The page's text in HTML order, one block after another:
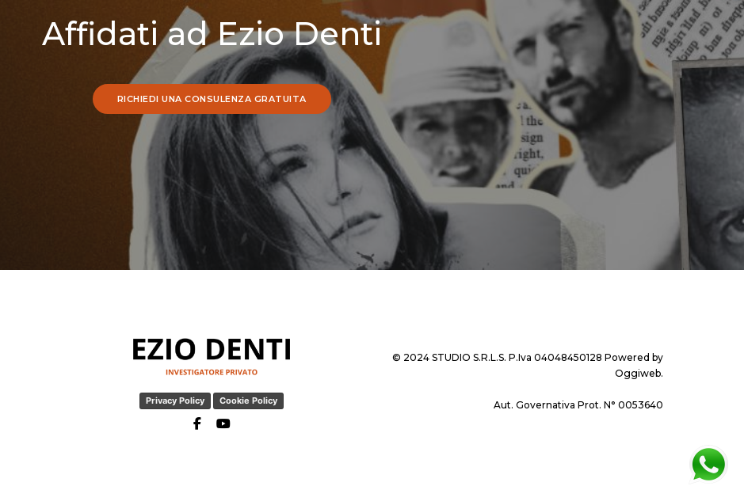
Affidati ad Ezio Denti
RICHIEDI UNA CONSULENZA GRATUITA
Privacy Policy Cookie Policy
© 2024 STUDIO S.R.L.S. P.Iva 04048450128 Powered by
Oggiweb.
Aut. Governativa Prot. N° 0053640